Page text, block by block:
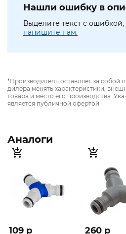
Нашли ошибку в
Выделите текст с
напишите нам.
*Производитель оставляет за собой
дилера менять характеристики,
товара и место его производства.
является публичной офертой
Аналоги
109 p 260 p